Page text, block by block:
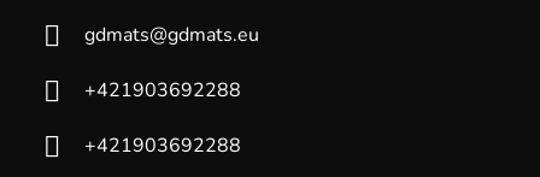
gdmats@gdmats.eu
+421903692288
+421903692288